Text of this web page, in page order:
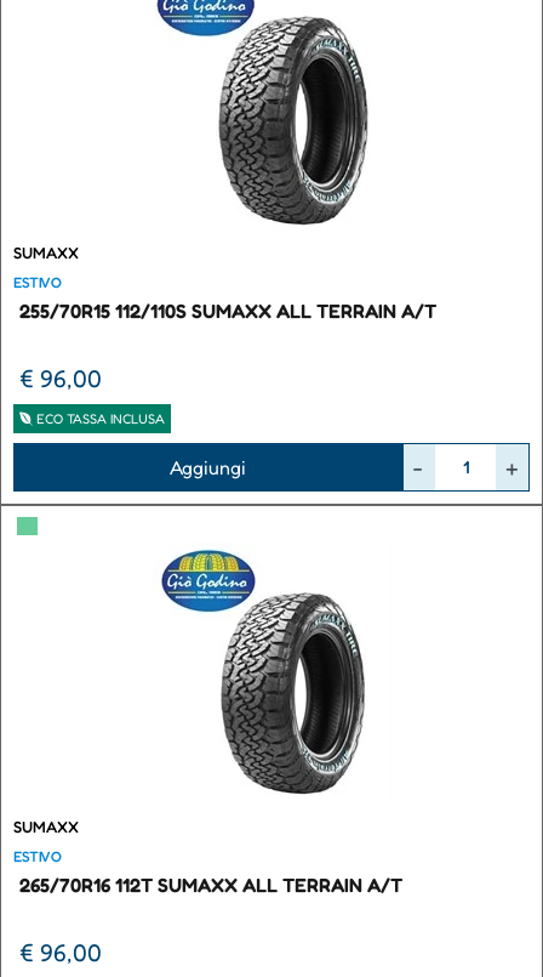
SUMAXX
ESTIVO
255/70R15 112/110S SUMAXX ALL TERRAIN A/T
€ 96,00
ECO TASSA INCLUSA
Aggiungi
▀
SUMAXX
ESTIVO
265/70R16 112T SUMAXX ALL TERRAIN A/T
€ 96,00